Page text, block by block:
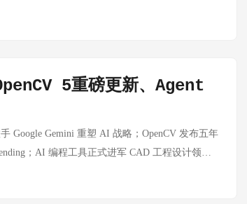
其他 agent，并支持充值兜底；它包含 GLM、
次，GLM-5.2 每月约 4,300 次。(开源代码) 这对
分析日志，已经非常够用。 2. 很适合作为"日常
稳定、便宜、可大量使用的开放 coding 模型。
质量不一致的问题，OpenCode 会筛选和
5重磅更新、Agent
Google Gemini 重塑 AI 战略；OpenCV 发布五年
；AI 编程工具正式进军 CAD 工程设计领
🔥 推荐指数: 8/10 📌 一个 React 组件库，将